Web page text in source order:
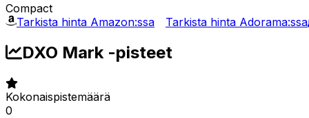
Compact
Tarkista hinta Amazon:ssa
Tarkista hinta Adorama:ssa
DXO Mark -pisteet
Kokonaispistemäärä
0